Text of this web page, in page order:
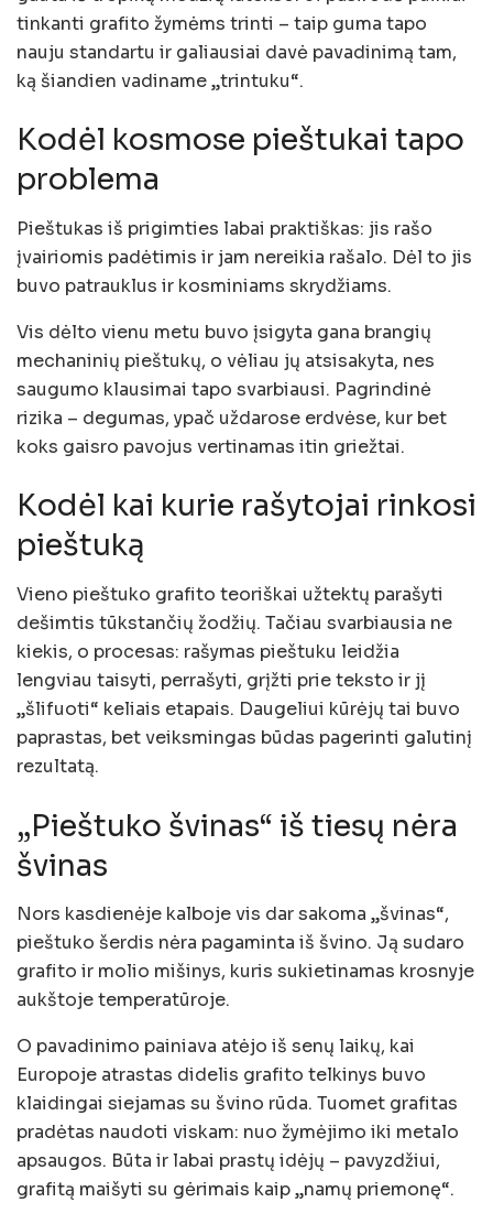
tinkanti grafito žymėms trinti – taip guma tapo
nauju standartu ir galiausiai davė pavadinimą tam,
ką šiandien vadiname „trintuku“.
Kodėl kosmose pieštukai tapo
problema
Pieštukas iš prigimties labai praktiškas: jis rašo
įvairiomis padėtimis ir jam nereikia rašalo. Dėl to jis
buvo patrauklus ir kosminiams skrydžiams.
Vis dėlto vienu metu buvo įsigyta gana brangių
mechaninių pieštukų, o vėliau jų atsisakyta, nes
saugumo klausimai tapo svarbiausi. Pagrindinė
rizika – degumas, ypač uždarose erdvėse, kur bet
koks gaisro pavojus vertinamas itin griežtai.
Kodėl kai kurie rašytojai rinkosi
pieštuką
Vieno pieštuko grafito teoriškai užtektų parašyti
dešimtis tūkstančių žodžių. Tačiau svarbiausia ne
kiekis, o procesas: rašymas pieštuku leidžia
lengviau taisyti, perrašyti, grįžti prie teksto ir jį
„šlifuoti“ keliais etapais. Daugeliui kūrėjų tai buvo
paprastas, bet veiksmingas būdas pagerinti galutinį
rezultatą.
„Pieštuko švinas“ iš tiesų nėra
švinas
Nors kasdienėje kalboje vis dar sakoma „švinas“,
pieštuko šerdis nėra pagaminta iš švino. Ją sudaro
grafito ir molio mišinys, kuris sukietinamas krosnyje
aukštoje temperatūroje.
O pavadinimo painiava atėjo iš senų laikų, kai
Europoje atrastas didelis grafito telkinys buvo
klaidingai siejamas su švino rūda. Tuomet grafitas
pradėtas naudoti viskam: nuo žymėjimo iki metalo
apsaugos. Būta ir labai prastų idėjų – pavyzdžiui,
grafitą maišyti su gėrimais kaip „namų priemonę“.